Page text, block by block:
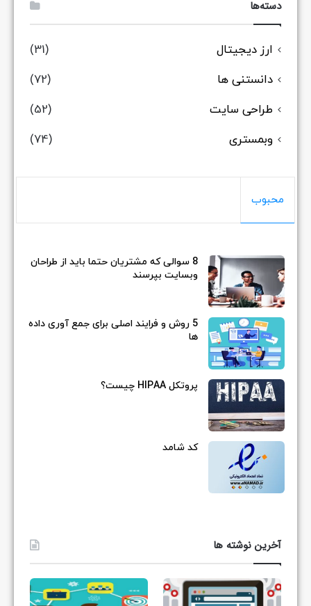
دسته‌ها
ارز دیجیتال
دانستنی ها
طراحی سایت
وبمستری
محبوب
8 سوالی که مشتریان حتما باید از طراحان
وبسایت بپرسند
5 روش و فرایند اصلی برای جمع آوری داده
ها
پروتکل HIPAA چیست؟
کد شامد
آخرین نوشته ها